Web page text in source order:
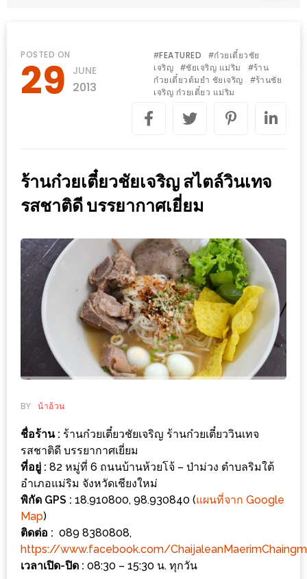
ความ
เป็น
เล่น
กัน
ก็ได้
…
เดียว
ที่
ครั้ง
ช้อป
ชิม
MARKET
FESTIVAL
10
ร้าน
ค้า
แซ่บ
POSTED ON
29 JUNE
2013
#FEATURED #ก๋วยเตี๋ยวชัย
เจริญ
#ชัยเจริญ แม่ริม #ร้าน
ก๋วยเตี๋ยวต้มยำ ชัยเจริญ
#ร้านชัย
เจริญ ก๋วยเตี๋ยว แม่ริม
ร้านก๋วยเตี๋ยวชัยเจริญ สไตล์วินเทจ
รสชาติดี บรรยากาศเยี่ยม
BY น้าอ้วน
ชื่อร้าน : ร้านก๋วยเตี๋ยวชัยเจริญ ร้านก๋วยเตี๋ยววินเทจ
รสชาติดี บรรยากาศเยี่ยม
ที่อยู่ : 82 หมู่ที่ 6 ถนนบ้านห้วยโจ้ – ป่าม่วง ตำบลริมใต้
อำเภอแม่ริม จังหวัดเชียงใหม่
พิกัด GPS : 18.910800, 98.930840 (แผนที่จาก Google
Map)
ติดต่อ : 089 8380808,
https://www.facebook.com/
เวลาเปิด-ปิด : 08:30 – 15:30 น. ทุกวัน